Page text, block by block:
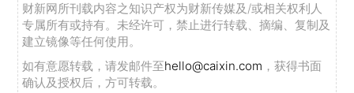
财新网所刊载内容之知识产权为财新传媒及/或相关权利人
专属所有或持有。未经许可，禁止进行转载、摘编、复制及
建立镜像等任何使用。
如有意愿转载，请发邮件至hello@caixin.com ，获得书面
确认及授权后，方可转载。